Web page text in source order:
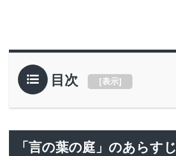
目次 [表示]
「言の葉の庭」のあらすじ